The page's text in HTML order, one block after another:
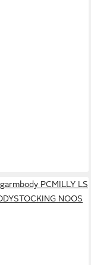
PCMILLY LS
NOOS